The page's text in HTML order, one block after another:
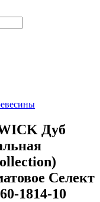
Дуб
Селект
1814-10